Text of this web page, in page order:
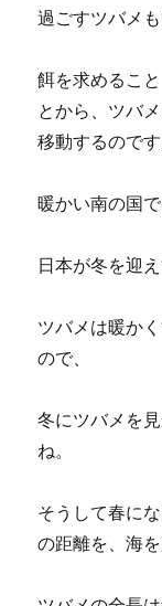
過ごすツバメも
餌を求めるこ
とから、ツバ
移動するのです
暖かい南の国
日本が冬を迎え
ツバメは暖か
ので、
冬にツバメを
ね。
そうして春に
の距離を、海